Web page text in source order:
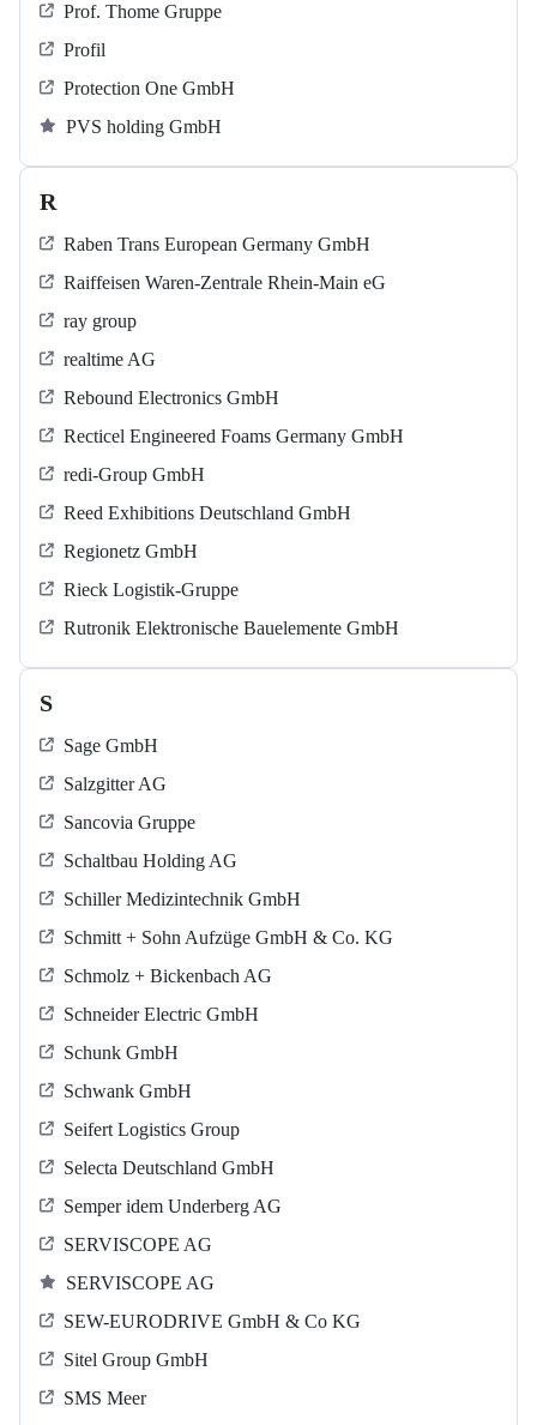
Prof. Thome Gruppe
Profil
Protection One GmbH
PVS holding GmbH
R
Raben Trans European Germany GmbH
Raiffeisen Waren-Zentrale Rhein-Main eG
ray group
realtime AG
Rebound Electronics GmbH
Recticel Engineered Foams Germany GmbH
redi-Group GmbH
Reed Exhibitions Deutschland GmbH
Regionetz GmbH
Rieck Logistik-Gruppe
Rutronik Elektronische Bauelemente GmbH
S
Sage GmbH
Salzgitter AG
Sancovia Gruppe
Schaltbau Holding AG
Schiller Medizintechnik GmbH
Schmitt + Sohn Aufzüge GmbH & Co. KG
Schmolz + Bickenbach AG
Schneider Electric GmbH
Schunk GmbH
Schwank GmbH
Seifert Logistics Group
Selecta Deutschland GmbH
Semper idem Underberg AG
SERVISCOPE AG
SERVISCOPE AG
SEW-EURODRIVE GmbH & Co KG
Sitel Group GmbH
SMS Meer